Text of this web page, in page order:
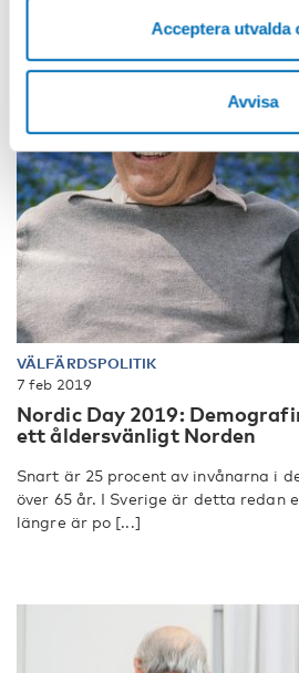
Acceptera utvalda
Avvisa
VÄLFÄRDSPOLITIK
7 feb 2019
Nordic Day 2019:
ett åldersvänligt Norden
Snart är 25 procent av invånarna i
över 65 år. I Sverige är detta redan
längre är po [...]